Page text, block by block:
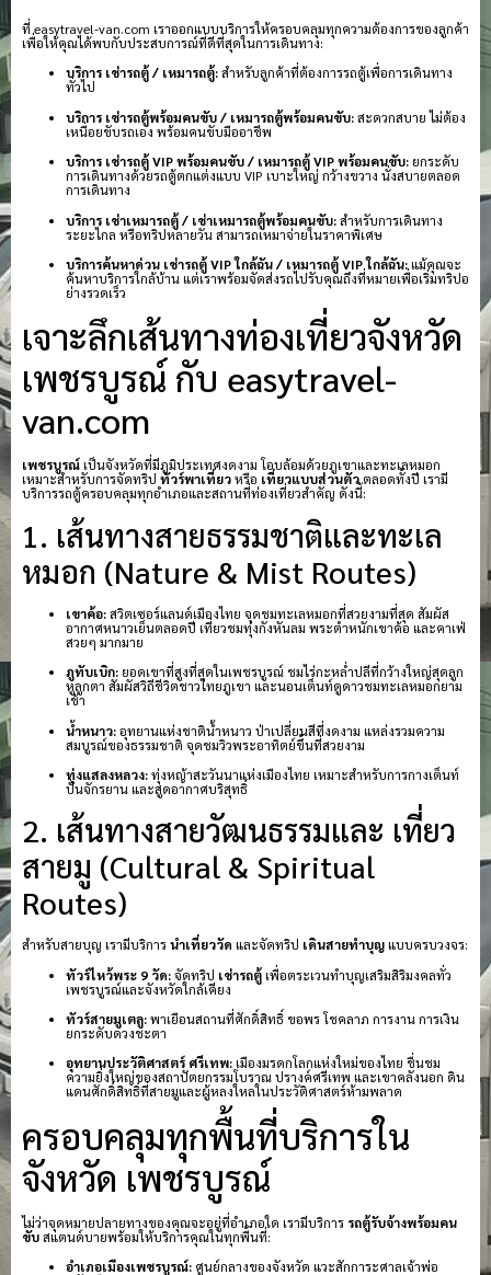
ที่ easytravel-van.com เราออกแบบบริการให้ครอบคลุมทุกความต้องการของลูกค้า
เพื่อให้คุณได้พบกับประสบการณ์ที่ดีที่สุดในการเดินทาง:
บริการ เช่ารถตู้ / เหมารถตู้:สำหรับลูกค้าที่ต้องการรถตู้เพื่อการเดินทาง
ทั่วไป
บริการ เช่ารถตู้พร้อมคนขับ / เหมารถตู้พร้อมคนขับ:สะดวกสบาย ไม่ต้อง
เหนื่อยขับรถเอง พร้อมคนขับมืออาชีพ
บริการ เช่ารถตู้ VIP พร้อมคนขับ / เหมารถตู้ VIP พร้อมคนขับ: ยกระดับ
การเดินทางด้วยรถตู้ตกแต่งแบบ VIP เบาะใหญ่ กว้างขวาง นั่งสบายตลอด
การเดินทาง
บริการ เช่าเหมารถตู้ / เช่าเหมารถตู้พร้อมคนขับ:สำหรับการเดินทาง
ระยะไกล หรือทริปหลายวัน สามารถเหมาจ่ายในราคาพิเศษ
บริการค้นหาด่วน เช่ารถตู้ VIP ใกล้ฉัน / เหมารถตู้ VIP ใกล้ฉัน:แม้คุณจะ
ค้นหาบริการใกล้บ้าน แต่เราพร้อมจัดส่งรถไปรับคุณถึงที่หมายเพื่อเริ่มทริปอ
ย่างรวดเร็ว
เจาะลึกเส้นทางท่องเที่ยวจังหวัด
เพชรบูรณ์ กับ easytravel-
van.com
เพชรบูรณ์เป็นจังหวัดที่มีภูมิประเทศงดงาม โอบล้อมด้วยภูเขาและทะเลหมอก
เหมาะสำหรับการจัดทริป ทัวร์พาเที่ยวหรือ เที่ยวแบบส่วนตัวตลอดทั้งปี เรามี
บริการรถตู้ครอบคลุมทุกอำเภอและสถานที่ท่องเที่ยวสำคัญ ดังนี้:
1. เส้นทางสายธรรมชาติและทะเล
หมอก (Nature & Mist Routes)
เขาค้อ:สวิตเซอร์แลนด์เมืองไทย จุดชมทะเลหมอกที่สวยงามที่สุด สัมผัส
อากาศหนาวเย็นตลอดปี เที่ยวชมทุ่งกังหันลม พระตำหนักเขาค้อ และคาเฟ่
สวยๆ มากมาย
ภูทับเบิก: ยอดเขาที่สูงที่สุดในเพชรบูรณ์ ชมไร่กะหล่ำปลีที่กว้างใหญ่สุดลูก
หูลูกตา สัมผัสวิถีชีวิตชาวไทยภูเขา และนอนเต็นท์ดูดาวชมทะเลหมอกยาม
เช้า
น้ำหนาว:อุทยานแห่งชาติน้ำหนาว ป่าเปลี่ยนสีที่งดงาม แหล่งรวมความ
สมบูรณ์ของธรรมชาติ จุดชมวิวพระอาทิตย์ขึ้นที่สวยงาม
ทุ่งแสลงหลวง:ทุ่งหญ้าสะวันนาแห่งเมืองไทย เหมาะสำหรับการกางเต็นท์
ปั่นจักรยาน และสูดอากาศบริสุทธิ์
2. เส้นทางสายวัฒนธรรมและ เที่ยว
สายมู (Cultural & Spiritual
Routes)
สำหรับสายบุญ เรามีบริการนำเที่ยววัด และจัดทริป เดินสายทำบุญแบบครบวงจร:
ทัวร์ไหว้พระ 9 วัด:จัดทริป เช่ารถตู้เพื่อตระเวนทำบุญเสริมสิริมงคลทั่ว
เพชรบูรณ์และจังหวัดใกล้เคียง
ทัวร์สายมูเตลู:พาเยือนสถานที่ศักดิ์สิทธิ์ ขอพร โชคลาภ การงาน การเงิน
ยกระดับดวงชะตา
อุทยานประวัติศาสตร์ ศรีเทพ:เมืองมรดกโลกแห่งใหม่ของไทย ชื่นชม
ความยิ่งใหญ่ของสถาปัตยกรรมโบราณ ปรางค์ศรีเทพ และเขาคลังนอก ดิน
แดนศักดิ์สิทธิ์ที่สายมูและผู้หลงใหลในประวัติศาสตร์ห้ามพลาด
ครอบคลุมทุกพื้นที่บริการใน
จังหวัด เพชรบูรณ์
ไม่ว่าจุดหมายปลายทางของคุณจะอยู่ที่อำเภอใด เรามีบริการ รถตู้รับจ้างพร้อมคน
ขับสแตนด์บายพร้อมให้บริการคุณในทุกพื้นที่:
อำเภอเมืองเพชรบูรณ์: ศูนย์กลางของจังหวัด แวะสักการะศาลเจ้าพ่อ